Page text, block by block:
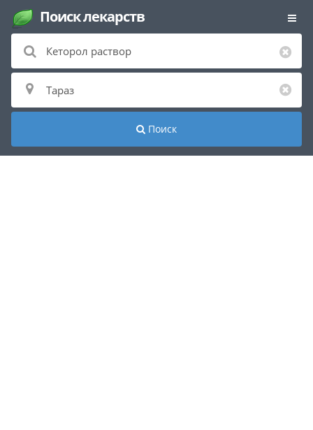
Поиск лекарств
Поиск